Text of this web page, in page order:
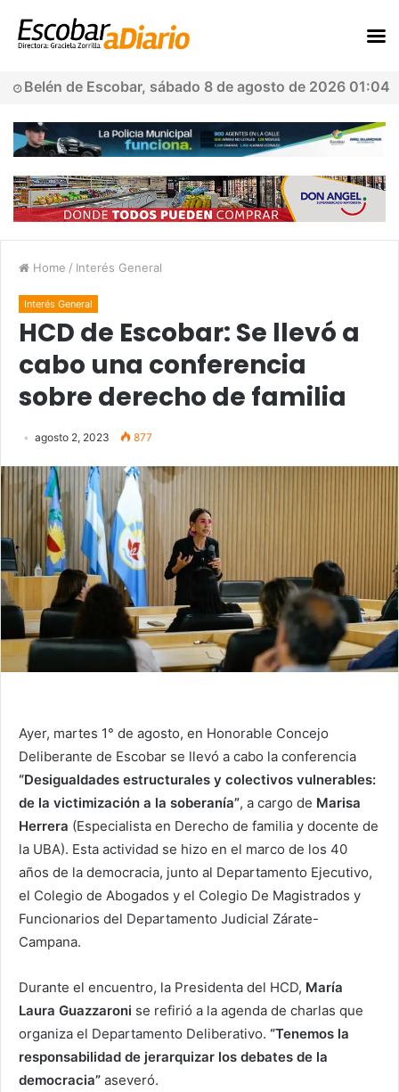
Belén de Escobar, sábado 8 de agosto de 2026 01:04
Home / Interés General
Interés General
HCD de Escobar: Se llevó a
cabo una conferencia
sobre derecho de familia
agosto 2, 2023 877
Ayer, martes 1° de agosto, en Honorable Concejo
Deliberante de Escobar se llevó a cabo la conferencia
“Desigualdades estructurales y colectivos vulnerables:
de la victimización a la soberanía”, a cargo de Marisa
Herrera (Especialista en Derecho de familia y docente de
la UBA). Esta actividad se hizo en el marco de los 40
años de la democracia, junto al Departamento Ejecutivo,
el Colegio de Abogados y el Colegio De Magistrados y
Funcionarios del Departamento Judicial Zárate-
Campana.
Durante el encuentro, la Presidenta del HCD, María
Laura Guazzaroni se refirió a la agenda de charlas que
organiza el Departamento Deliberativo. “Tenemos la
responsabilidad de jerarquizar los debates de la
democracia” aseveró.